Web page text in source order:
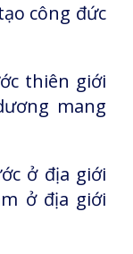
công đức
thiên giới
mang
ở địa giới
ở địa giới